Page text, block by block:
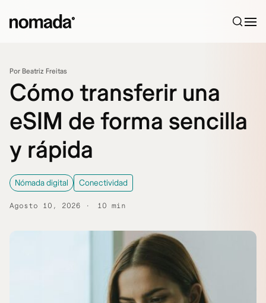
Por Beatriz Freitas
Cómo transferir una
eSIM de forma sencilla
y rápida
Nómada digital Conectividad
Agosto 10, 2026 10 min